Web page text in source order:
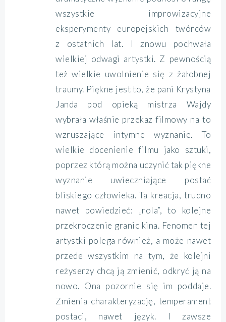
wszystkie improwizacyjne
eksperymenty europejskich twórców
z ostatnich lat. I znowu pochwała
wielkiej odwagi artystki. Z pewnością
też wielkie uwolnienie się z żałobnej
traumy. Piękne jest to, że pani Krystyna
Janda pod opieką mistrza Wajdy
wybrała właśnie przekaz filmowy na to
wzruszające intymne wyznanie. To
wielkie docenienie filmu jako sztuki,
poprzez którą można uczynić tak piękne
wyznanie uwieczniające postać
bliskiego człowieka. Ta kreacja, trudno
nawet powiedzieć: „rola”, to kolejne
przekroczenie granic kina. Fenomen tej
artystki polega również, a może nawet
przede wszystkim na tym, że kolejni
reżyserzy chcą ją zmienić, odkryć ją na
nowo. Ona pozornie się im poddaje.
Zmienia charakteryzację, temperament
postaci, nawet język. I zawsze